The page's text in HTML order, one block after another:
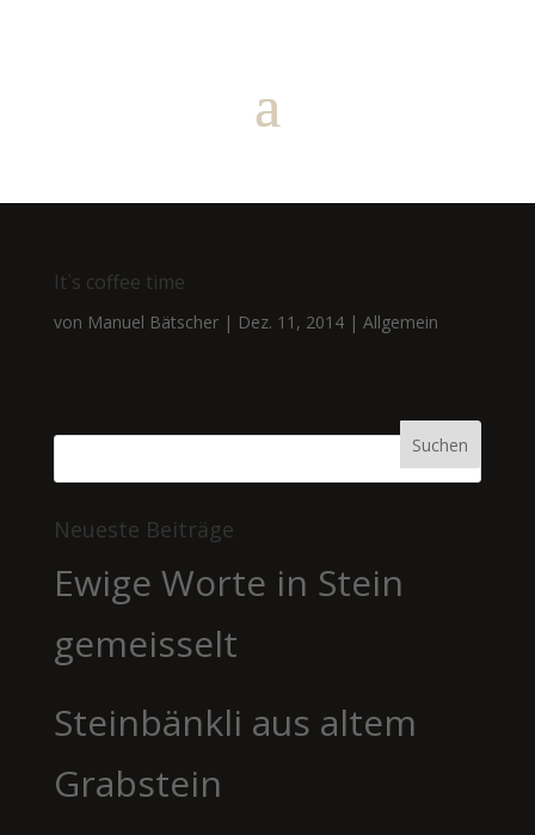
It`s coffee time
von Manuel Bätscher| Dez. 11, 2014| Allgemein
Neueste Beiträge
Ewige Worte in Stein
gemeisselt
Steinbänkli aus altem
Grabstein